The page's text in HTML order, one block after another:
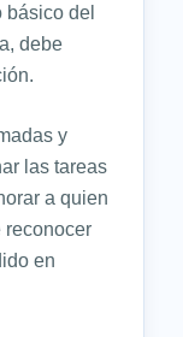
básico del
debe
y
las tareas
a quien
reconocer
en